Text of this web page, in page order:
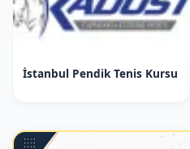
Vücut
çalışmaları
4. Hafta: Ritim ve Hareket
hareketleri
İstanbul Pendik Tenis Kursu